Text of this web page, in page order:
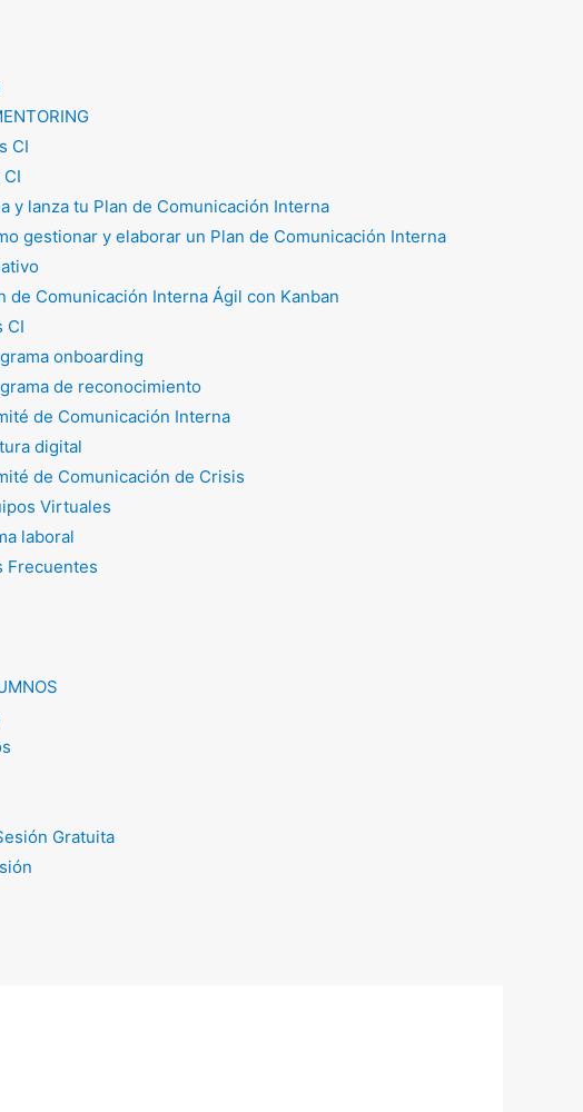
CI
y lanza tu Plan de Comunicación Interna
gestionar y elaborar un Plan de Comunicación Interna
de Comunicación Interna Ágil con Kanban
CI
onboarding
de reconocimiento
de Comunicación Interna
digital
de Comunicación de Crisis
Virtuales
laboral
Frecuentes
Gratuita